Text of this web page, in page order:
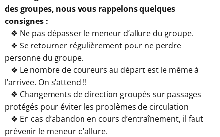
des groupes, nous vous rappelons quelques
consignes :
❖ Ne pas dépasser le meneur d’allure du groupe.
❖ Se retourner régulièrement pour ne perdre
personne du groupe.
❖ Le nombre de coureurs au départ est le même à
l’arrivée. On s’attend !!
❖ Changements de direction groupés sur passages
protégés pour éviter les problèmes de circulation
❖ En cas d’abandon en cours d’entraînement, il faut
prévenir le meneur d’allure.